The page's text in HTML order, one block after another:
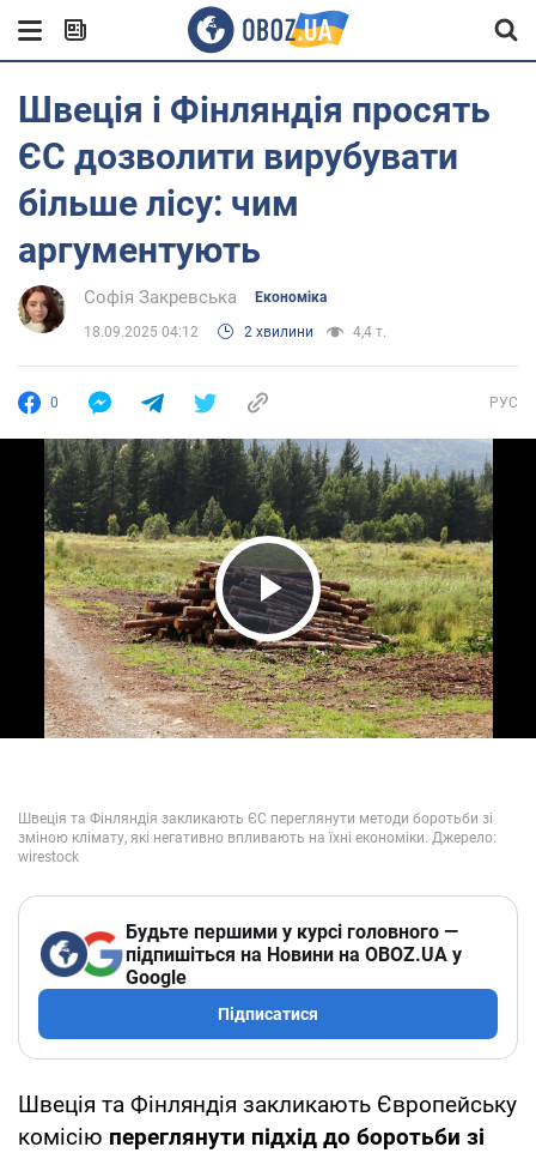
Швеція і Фінляндія просять
ЄС дозволити вирубувати
більше лісу: чим
аргументують
Софія Закревська Економіка
18.09.2025 04:12 2 хвилини 4,4 т.
0 РУС
Play Video
Будьте першими у курсі головного —
підпишіться на Новини на OBOZ.UA у
Google
Підписатися
Швеція та Фінляндія закликають Європейську
комісію переглянути підхід до боротьби зі